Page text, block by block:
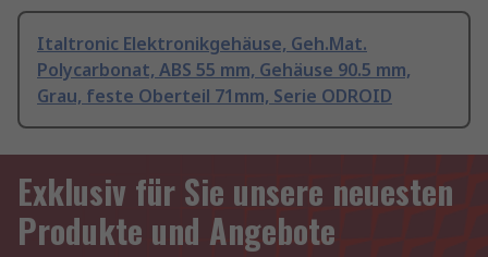
Italtronic Elektronikgehäuse, Geh.Mat.
Polycarbonat, ABS 55 mm, Gehäuse 90.5 mm,
Grau, feste Oberteil 71mm, Serie ODROID
Exklusiv für Sie unsere neuesten
Produkte und Angebote